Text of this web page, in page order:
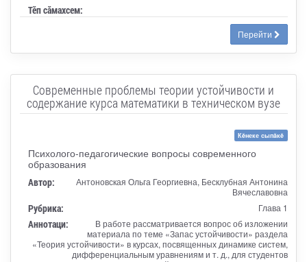
Тӗп сӑмахсем:
Перейти
Современные проблемы теории устойчивости и
содержание курса математики в техническом вузе
Кĕнеке сыпăкĕ
Психолого-педагогические вопросы современного
образования
Автор:
Антоновская Ольга Георгиевна, Бесклубная Антонина
Вячеславовна
Рубрика: Глава 1
Аннотаци:
В работе рассматривается вопрос об изложении
материала по теме «Запас устойчивости» раздела
«Теория устойчивости» в курсах, посвященных динамике систем,
дифференциальным уравнениям и т. д., для студентов